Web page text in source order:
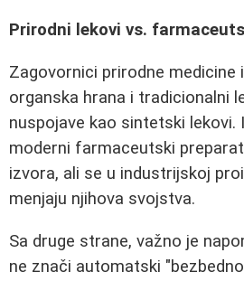
Prirodni lekovi vs.
Zagovornici prirodne medicine
organska hrana i tradicionalni
nuspojave kao sintetski lekovi.
moderni farmaceutski
izvora, ali se u industrijskoj
menjaju njihova svojstva.
Sa druge strane, važno je
ne znači automatski